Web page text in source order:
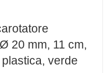
20 mm, 11 cm,
verde